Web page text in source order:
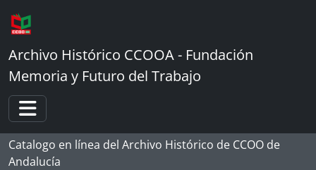
Skip to main content
Archivo Histórico CCOOA - Fundación
Memoria y Futuro del Trabajo
Toggle navigation
Catalogo en línea del Archivo Histórico de CCOO de
Andalucía